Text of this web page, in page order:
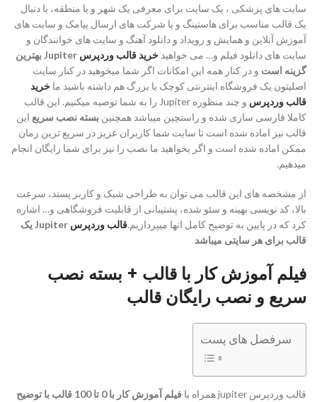
سایت های پزشکی ، یک سایت برای معرفی یک شهر و یا منطقه، یا دنبال
یک قالب مناسب برای هاستینگ و یا شرکت های ارسال پیامک و سایت های
آموزش آنلاین و همایش و رویداد و دانلود آهنگ و سایت های خوانندگان و
سایت های دانلود فیلم و… می خواهید خرید قالب وردپرس
Jupiter بهترین
گزینه است و در کنار همه این امکانات اگر شما میخوهید در کنار سایت
اصلیتون یک فروشگاه اینترنتی کوچک یا بزرگ هم داشته باشید ما خرید
قالب وردپرس
و چند منظوره Jupiter را به شما توصیه میکنیم. این قالب
کاملا فارسی سازی شده و راستچین میباشد همچنین بسته نصب سریع این
قالب نیز اماده شده است تا سایت شما کاربران عزیز در سریع ترین زمان
ممکن اماده شده است و اگر بخواهید ما نصب را نیز برای شما رایگان انجام
میدهیم.
از مشخصه های این قالب می توان به طراحی شیک و کاربر پسند، سرعت
بالا، کد نویسی بهینه و سئو شده، پشتیبانی از قابلیت فروشگاهی و… اشاره
کرد که در پایین به توضیح کامل انها میپردازیم.قالب وردپرس
Jupiter یک
قالب برای هر سایتی میباشد
فیلم آموزش کار با قالب + بسته نصب
سریع و نصب رایگان قالب
سرفصل های پست
قالب وردپرس jupiter همراه با
فیلم آموزش کار با 0 تا 100 قالب با توضیح